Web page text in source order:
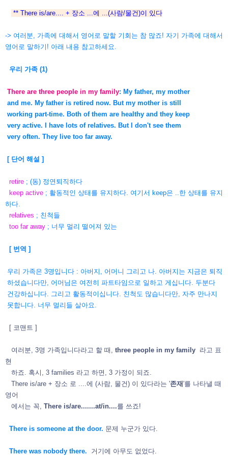
** There is/are.... + 장소 ...에 ...(사람/물건)이 있다
-> 여러분, 가족에 대해서 영어로 말할 기회는 참 많죠! 자기 가족에 대해서
영어로 말하기! 아래 내용 참고하세요.
우리 가족 (1)
There are three people in my family: My father, my mother
and me. My father is retired now. But my mother is still
working part-time. Both of them are healthy and they keep
very active. I have lots of relatives. But I don't see them
very often. They live too far away.
[ 단어 해설 ]
retire ; (동) 정연퇴직하다
keep active ; 활동적인 상태를 유지하다. 여기서 keep은 ..한 상태를 유지
하다.
relatives ; 친척들
too far away ; 너무 멀리 떨어져 있는
[ 번역 ]
우리 가족은 3명입니다 : 아버지, 어머니 그리고 나. 아버지는 지금은 퇴직
하셨습니다만, 어머님은 여전히 파트타임으로 일하고 게십니다. 두분다
건강하십니다. 그리고 활동적이십니다. 친척도 많습니다만, 자주 만나지
못합니다. 너무 멀리들 살아요.
[ 코맨트 ]
여러분, 3명 가족입니다라고 할 때, three people in my family 라고 표
현
하죠. 혹시, 3 families 라고 하면, 3 가정이 되죠.
There is/are + 장소 로 ....에 (사람, 물건) 이 있다라는 '존재'를 나타낼 때
영어
에서는 꼭, There is/are.......at/in....를 쓰죠!
There is someone at the door. 문제 누군가 있다.
There was nobody there. 거기에 아무도 없었다.